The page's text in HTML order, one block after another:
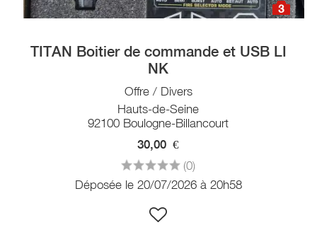
3
TITAN Boitier de commande et USB LI
NK
Offre / Divers
Hauts-de-Seine
92100 Boulogne-Billancourt
30,00 €
(0)
Déposée le 20/07/2026 à 20h58